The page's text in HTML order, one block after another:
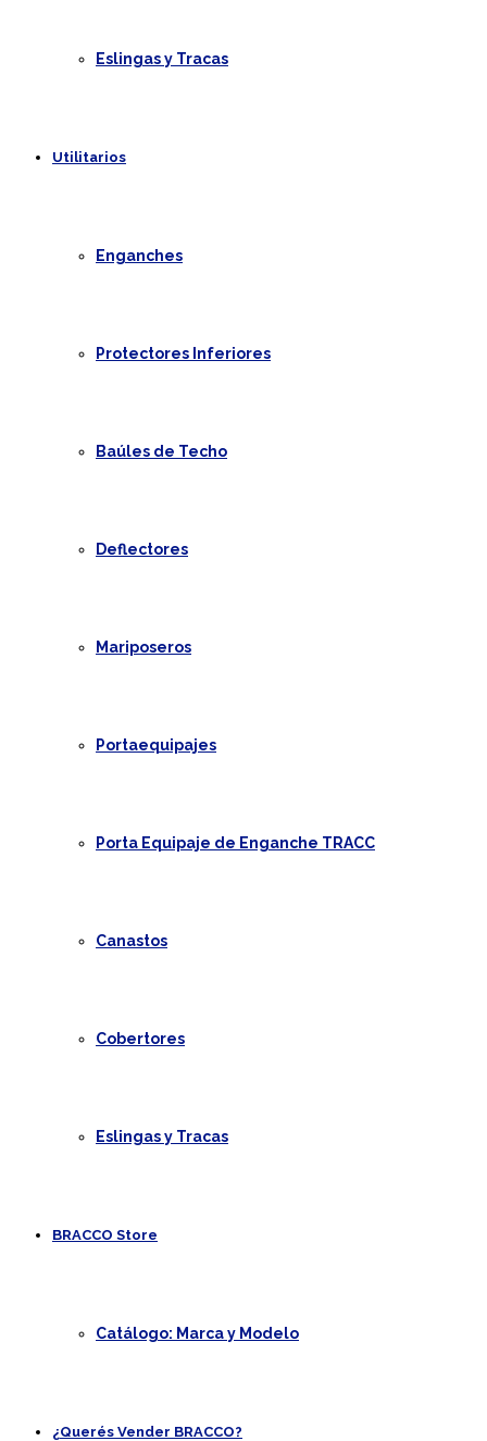
Eslingas y Tracas
Utilitarios
Enganches
Protectores Inferiores
Baúles de Techo
Deflectores
Mariposeros
Portaequipajes
Porta Equipaje de Enganche TRACC
Canastos
Cobertores
Eslingas y Tracas
BRACCO Store
Catálogo: Marca y Modelo
¿Querés Vender BRACCO?